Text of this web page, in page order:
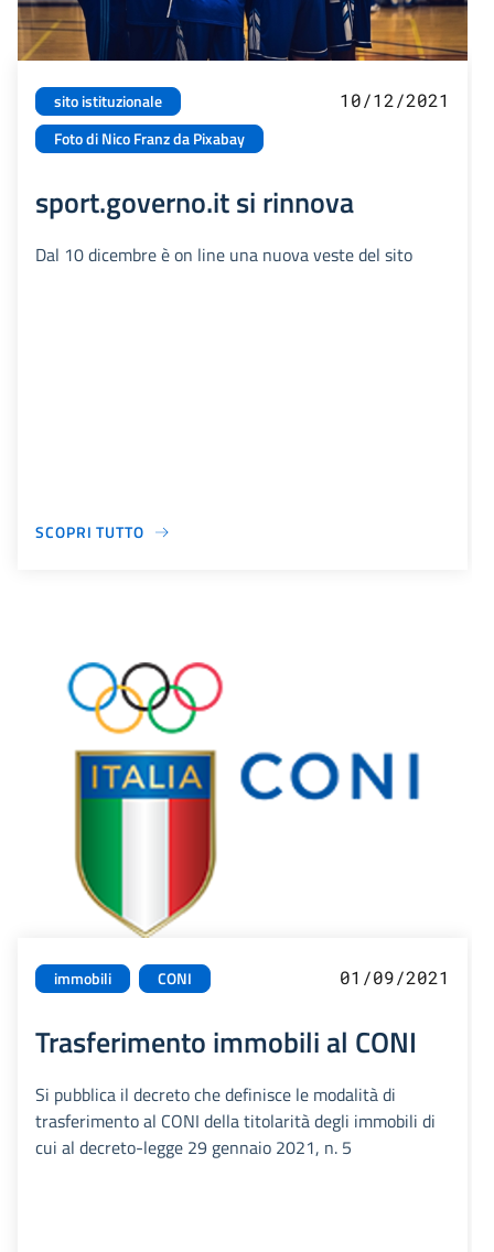
sito istituzionale
Foto di Nico Franz da Pixabay
10/12/2021
sport.governo.it si rinnova
Dal 10 dicembre è on line una nuova veste del sito
SCOPRI TUTTO
immobili CONI 01/09/2021
Trasferimento immobili al CONI
Si pubblica il decreto che definisce le modalità di
trasferimento al CONI della titolarità degli immobili di
cui al decreto-legge 29 gennaio 2021, n. 5